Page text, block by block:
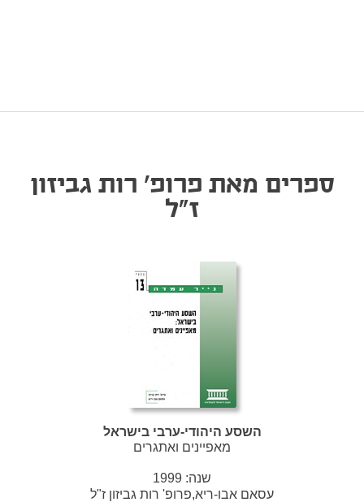
ספרים מאת פרופ' רות גביזון
ז"ל
השסע היהודי-ערבי בישראל
מאפיינים ואתגרים
שנה: 1999
עסאם אבו-ריא,פרופ' רות גביזון ז"ל